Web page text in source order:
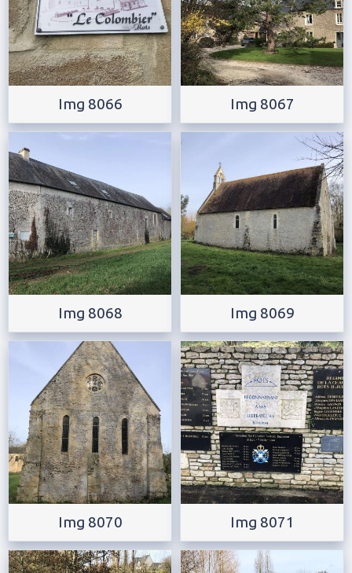
Img 8066 Img 8067
Img 8068 Img 8069
Img 8070 Img 8071